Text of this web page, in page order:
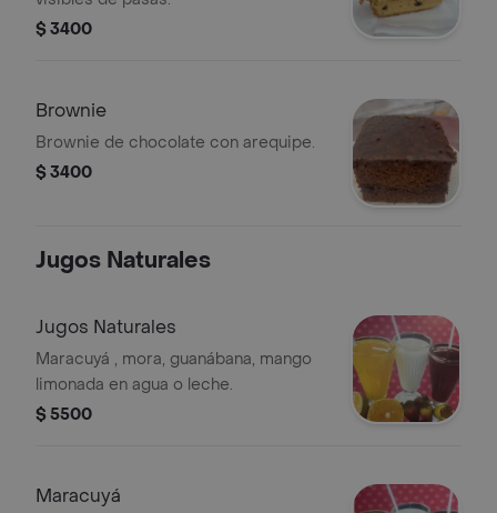
$ 3400
Brownie
Brownie de chocolate con arequipe.
$ 3400
Jugos Naturales
Jugos Naturales
Maracuyá , mora, guanábana, mango
limonada en agua o leche.
$ 5500
Maracuyá